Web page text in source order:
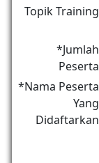
Topik Training
*Jumlah
Peserta
*Nama Peserta
Yang
Didaftarkan